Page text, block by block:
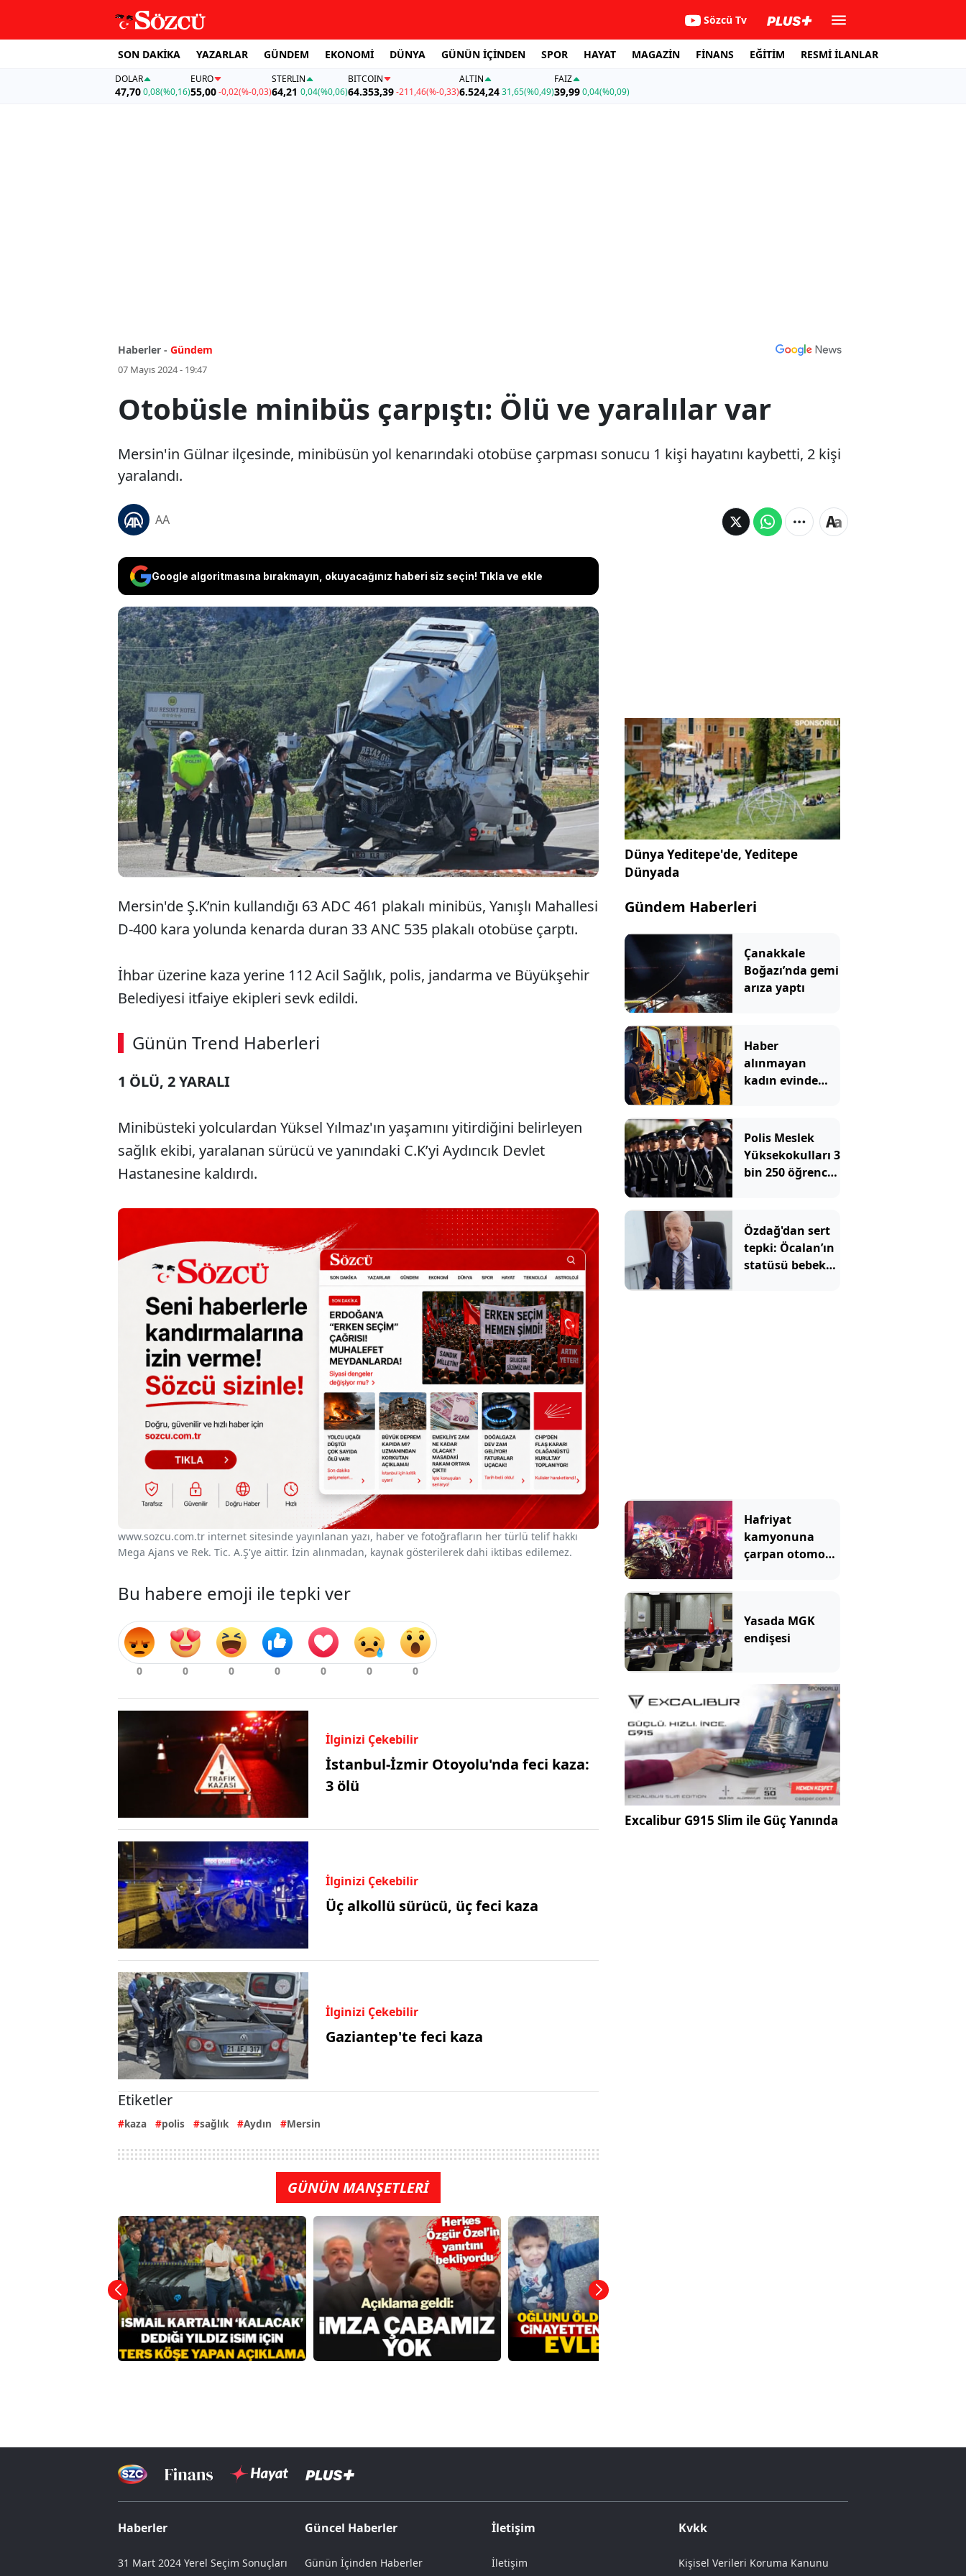
Sözcü Tv
SON DAKİKA YAZARLAR GÜNDEM EKONOMİ DÜNYA GÜNÜN İÇİNDEN SPOR HAYAT MAGAZİN FİNANS EĞİTİM RESMİ İLANLAR
DOLAR
47,700,08(%0,16)
EURO
55,00 -0,02(%-0,03)
STERLIN
64,21 0,04(%0,06)
BITCOIN
64.353,39-211,46(%-0,33)
ALTIN
6.524,2431,65(%0,49)
FAİZ
39,990,04(%0,09)
Haberler - Gündem
07 Mayıs 2024 - 19:47
Otobüsle minibüs çarpıştı: Ölü ve yaralılar var
Mersin'in Gülnar ilçesinde, minibüsün yol kenarındaki otobüse çarpması sonucu 1 kişi hayatını kaybetti, 2 kişi
yaralandı.
AA
Google algoritmasına bırakmayın, okuyacağınız haberi siz seçin! Tıkla ve ekle
Mersin'in Gülnar ilçesinde, minibüsün yol
kenarındaki otobüse çarpması sonucu 1 kişi
hayatını kaybetti, 2 kişi yaralandı.
Mersin'de Ş.K’nin kullandığı 63 ADC 461 plakalı minibüs, Yanışlı Mahallesi
D-400 kara yolunda kenarda duran 33 ANC 535 plakalı otobüse çarptı.
İhbar üzerine kaza yerine 112 Acil Sağlık, polis, jandarma ve Büyükşehir
Belediyesi itfaiye ekipleri sevk edildi.
Günün Trend Haberleri
00:03 / 09:08
1 ÖLÜ, 2 YARALI
Minibüsteki yolculardan Yüksel Yılmaz'ın yaşamını yitirdiğini belirleyen
sağlık ekibi, yaralanan sürücü ve yanındaki C.K’yi Aydıncık Devlet
Hastanesine kaldırdı.
www.sozcu.com.tr internet sitesinde yayınlanan yazı, haber ve fotoğrafların her türlü telif hakkı
Mega Ajans ve Rek. Tic. A.Ş'ye aittir. İzin alınmadan, kaynak gösterilerek dahi iktibas edilemez.
Bu habere emoji ile tepki ver
İlginizi Çekebilir
İstanbul-İzmir Otoyolu'nda feci kaza:
3 ölü
İlginizi Çekebilir
Üç alkollü sürücü, üç feci kaza
İlginizi Çekebilir
Gaziantep'te feci kaza
Etiketler
kaza polis sağlık Aydın Mersin
GÜNÜN MANŞETLERİ
Dünya Yeditepe'de, Yeditepe
Dünyada
Gündem Haberleri
Çanakkale
Boğazı’nda gemi
arıza yaptı
Haber
alınmayan
kadın evinde
bulundu
Polis Meslek
Yüksekokulları 3
bin 250 öğrenci
Özdağ'dan sert
tepki: Öcalan’ın
statüsü bebek
Hafriyat
kamyonuna
çarpan otomobil
Yasada MGK
endişesi
Excalibur G915 Slim ile Güç Yanında
Haberler
31 Mart 2024 Yerel Seçim Sonuçları
Güncel Haberler
Günün İçinden Haberler
İletişim
İletişim
Kvkk
Kişisel Verileri Koruma Kanunu